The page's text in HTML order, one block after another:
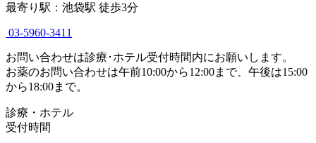
最寄り駅：池袋駅 徒歩3分
03-5960-3411
お問い合わせは診療･ホテル受付時間内にお願いします。
お薬のお問い合わせは午前10:00から12:00まで、午後は15:00
から18:00まで。
診療・ホテル
受付時間